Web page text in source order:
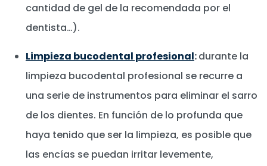
cantidad de gel de la recomendada por el
dentista…).
Limpieza bucodental profesional:durante la
limpieza bucodental profesional se recurre a
una serie de instrumentos para eliminar el sarro
de los dientes. En función de lo profunda que
haya tenido que ser la limpieza, es posible que
las encías se puedan irritar levemente,